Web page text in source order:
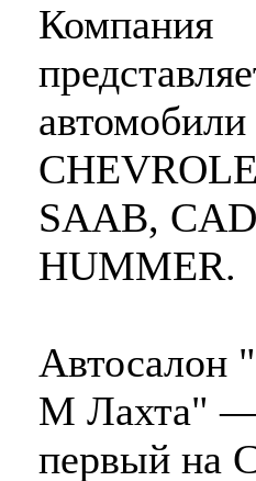
Компания
SAAB,
HUMMER.
Автосалон
М Лахта"
первый на